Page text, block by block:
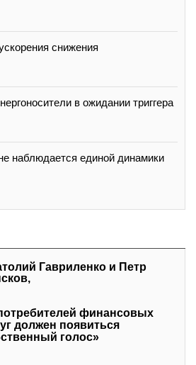
снижения
в ожидании триггера
наблюдается единой динамики
Гавриленко и Петр
финансовых
должен появиться
голос»